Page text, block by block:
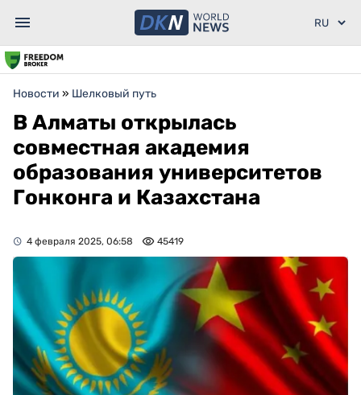
Новости » Шелковый путь
В Алматы открылась
совместная академия
образования университетов
Гонконга и Казахстана
4 февраля 2025, 06:58 45419